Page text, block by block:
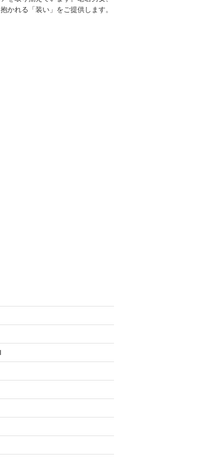
かれる「装い」をご提供します。